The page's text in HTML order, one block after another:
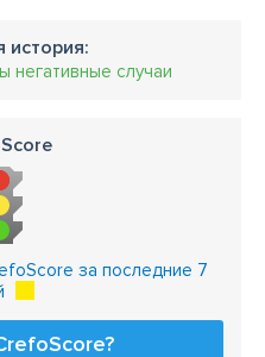
история:
негативные случаи
за последние 7